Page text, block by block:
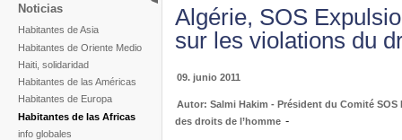
Noticias
Habitantes de Asia
Habitantes de Oriente Medio
Haiti, solidaridad
Habitantes de las Américas
Habitantes de Europa
Habitantes de las Africas
info globales
Algérie, SOS
sur les violations du
09. junio 2011
Autor: Salmi Hakim - Président du Comité
des droits de l’homme -